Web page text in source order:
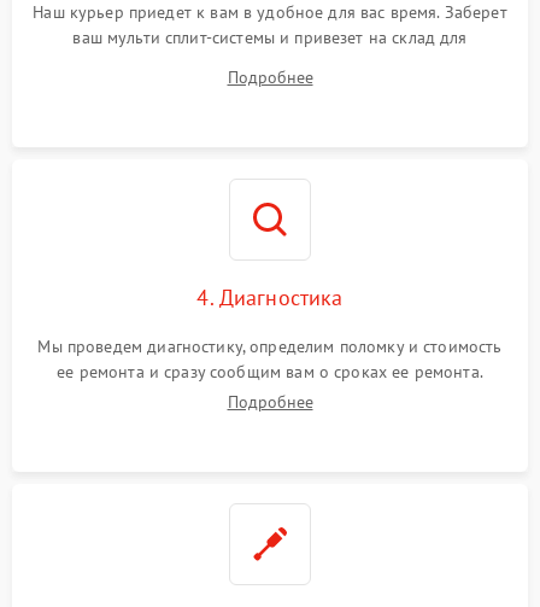
Наш курьер приедет к вам в удобное для вас время. Заберет
ваш мульти сплит-системы и привезет на склад для
Подробнее
4. Диагностика
Мы проведем диагностику, определим поломку и стоимость
ее ремонта и сразу сообщим вам о сроках ее ремонта.
Подробнее